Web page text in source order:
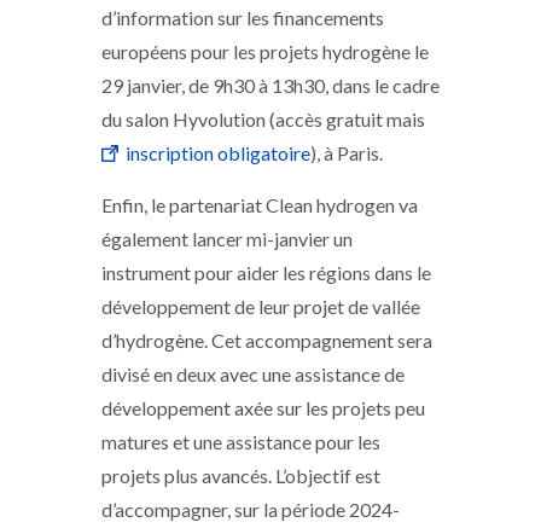
d’information sur les financements
européens pour les projets hydrogène le
29 janvier, de 9h30 à 13h30, dans le cadre
du salon Hyvolution (accès gratuit mais
inscription obligatoire), à Paris.
Enfin, le partenariat Clean hydrogen va
également lancer mi-janvier un
instrument pour aider les régions dans le
développement de leur projet de vallée
d’hydrogène. Cet accompagnement sera
divisé en deux avec une assistance de
développement axée sur les projets peu
matures et une assistance pour les
projets plus avancés. L’objectif est
d’accompagner, sur la période 2024-